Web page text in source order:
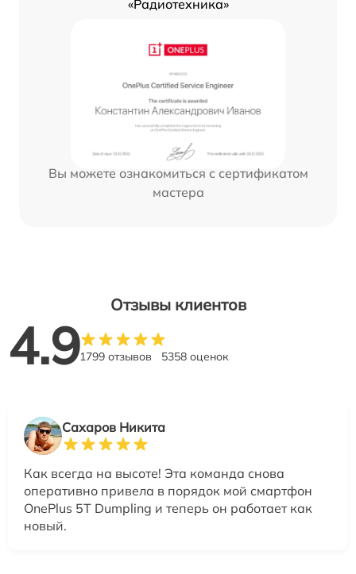
«Радиотехника»
Вы можете ознакомиться с сертификатом
мастера
Отзывы клиентов
4.91799 отзывов 5358 оценок
Сахаров Никита
Как всегда на высоте! Эта команда снова
оперативно привела в порядок мой смартфон
OnePlus 5T Dumpling и теперь он работает как
новый.